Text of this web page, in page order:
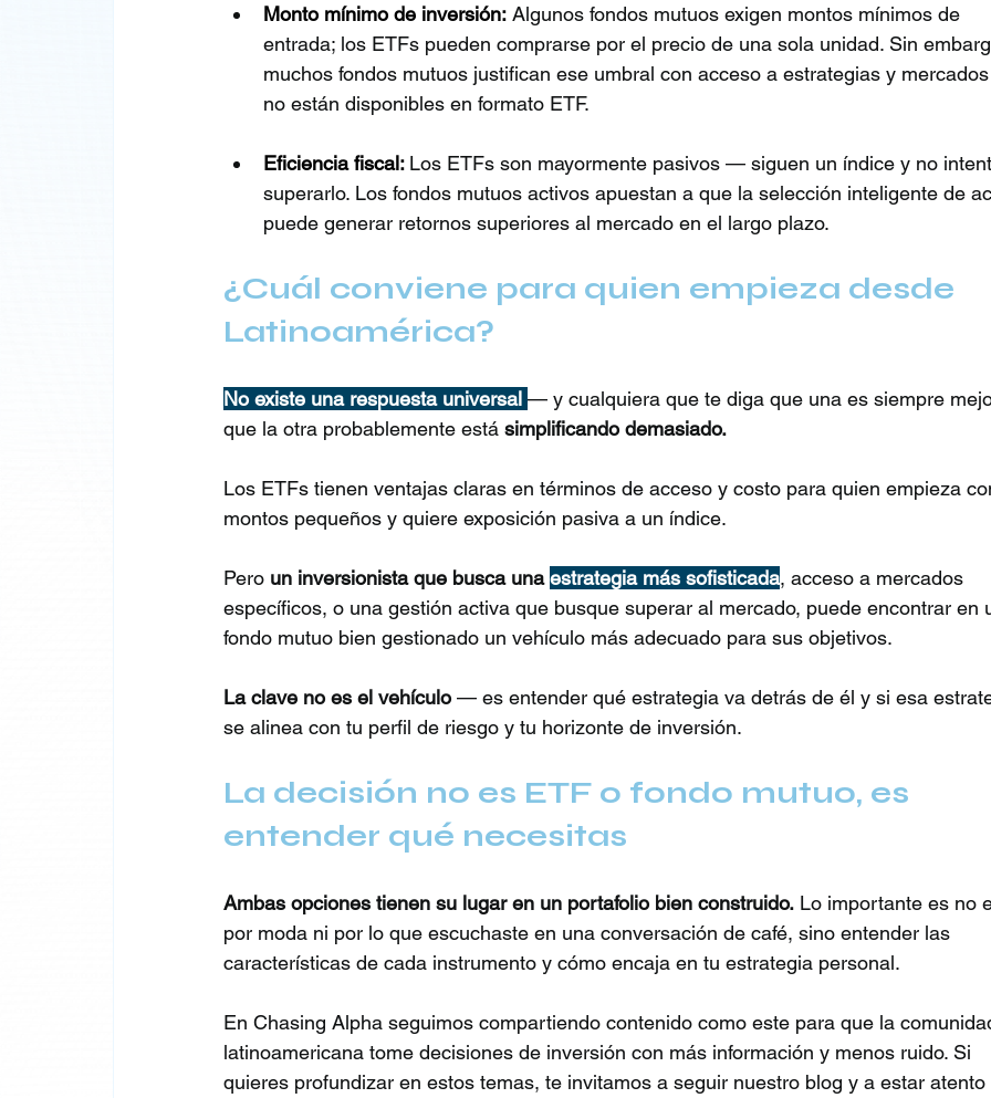
Monto mínimo de inversión: Algunos fondos mutuos exigen montos mínimos de
entrada; los ETFs pueden comprarse por el precio de una sola unidad. Sin
muchos fondos mutuos justifican ese umbral con acceso a estrategias y
no están disponibles en formato ETF.
Eficiencia fiscal: Los ETFs son mayormente pasivos — siguen un índice y no
superarlo. Los fondos mutuos activos apuestan a que la selección inteligente de
puede generar retornos superiores al mercado en el largo plazo.
¿Cuál conviene para quien empieza desde
Latinoamérica?
No existe una respuesta universal — y cualquiera que te diga que una es siempre
que la otra probablemente está simplificando demasiado.
Los ETFs tienen ventajas claras en términos de acceso y costo para quien empieza
montos pequeños y quiere exposición pasiva a un índice.
Pero un inversionista que busca una estrategia más sofisticada, acceso a mercados
específicos, o una gestión activa que busque superar al mercado, puede encontrar en
fondo mutuo bien gestionado un vehículo más adecuado para sus objetivos.
La clave no es el vehículo — es entender qué estrategia va detrás de él y si esa
se alinea con tu perfil de riesgo y tu horizonte de inversión.
La decisión no es ETF o fondo mutuo, es
entender qué necesitas
Ambas opciones tienen su lugar en un portafolio bien construido. Lo importante es no
por moda ni por lo que escuchaste en una conversación de café, sino entender las
características de cada instrumento y cómo encaja en tu estrategia personal.
En Chasing Alpha seguimos compartiendo contenido como este para que la
latinoamericana tome decisiones de inversión con más información y menos ruido. Si
quieres profundizar en estos temas, te invitamos a seguir nuestro blog y a estar